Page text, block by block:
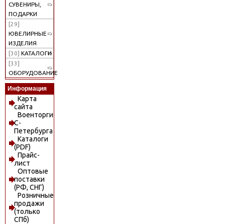
СУВЕНИРЫ,
ПОДАРКИ
[29]
ЮВЕЛИРНЫЕ
ИЗДЕЛИЯ
[30] КАТАЛОГИ
[33]
ОБОРУДОВАНИЕ
Информация
Карта
сайта
Военторги
С-
Петербурга
Каталоги
(PDF)
Прайс-
лист
Оптовые
поставки
(РФ, СНГ)
Розничные
продажи
(только
СПб)